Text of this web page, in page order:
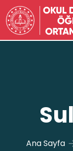
Ana Sayfa